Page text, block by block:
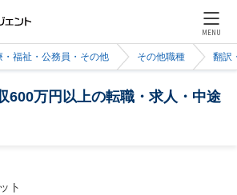
MENU
・福祉・公務員・その他 その他職種 翻訳
600万円以上の転職・求人・中途
ト